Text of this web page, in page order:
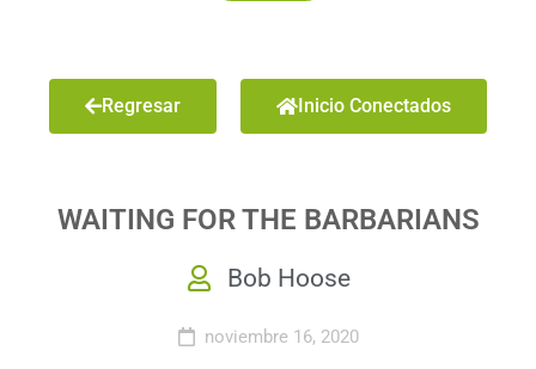
Regresar Inicio Conectados
WAITING FOR THE BARBARIANS
Bob Hoose
noviembre 16, 2020